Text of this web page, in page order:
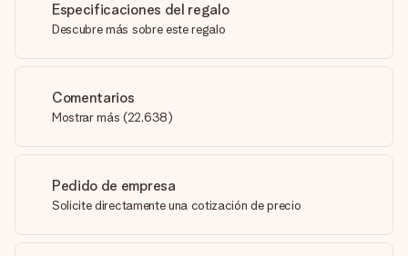
Especificaciones del regalo
Descubre más sobre este regalo
Comentarios
Mostrar más (22,638)
Pedido de empresa
Solicite directamente una cotización de precio